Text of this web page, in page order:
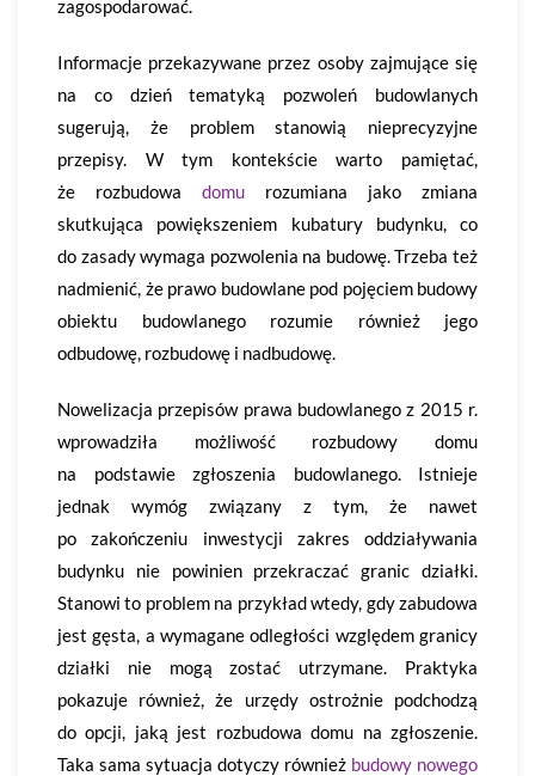
zagospodarować.
Informacje przekazywane przez osoby zajmujące się
na co dzień tematyką pozwoleń budowlanych
sugerują, że problem stanowią nieprecyzyjne
przepisy. W tym kontekście warto pamiętać,
że rozbudowa domu rozumiana jako zmiana
skutkująca powiększeniem kubatury budynku, co
do zasady wymaga pozwolenia na budowę. Trzeba też
nadmienić, że prawo budowlane pod pojęciem budowy
obiektu budowlanego rozumie również jego
odbudowę, rozbudowę i nadbudowę.
Nowelizacja przepisów prawa budowlanego z 2015 r.
wprowadziła możliwość rozbudowy domu
na podstawie zgłoszenia budowlanego. Istnieje
jednak wymóg związany z tym, że nawet
po zakończeniu inwestycji zakres oddziaływania
budynku nie powinien przekraczać granic działki.
Stanowi to problem na przykład wtedy, gdy zabudowa
jest gęsta, a wymagane odległości względem granicy
działki nie mogą zostać utrzymane. Praktyka
pokazuje również, że urzędy ostrożnie podchodzą
do opcji, jaką jest rozbudowa domu na zgłoszenie.
Taka sama sytuacja dotyczy również budowy nowego